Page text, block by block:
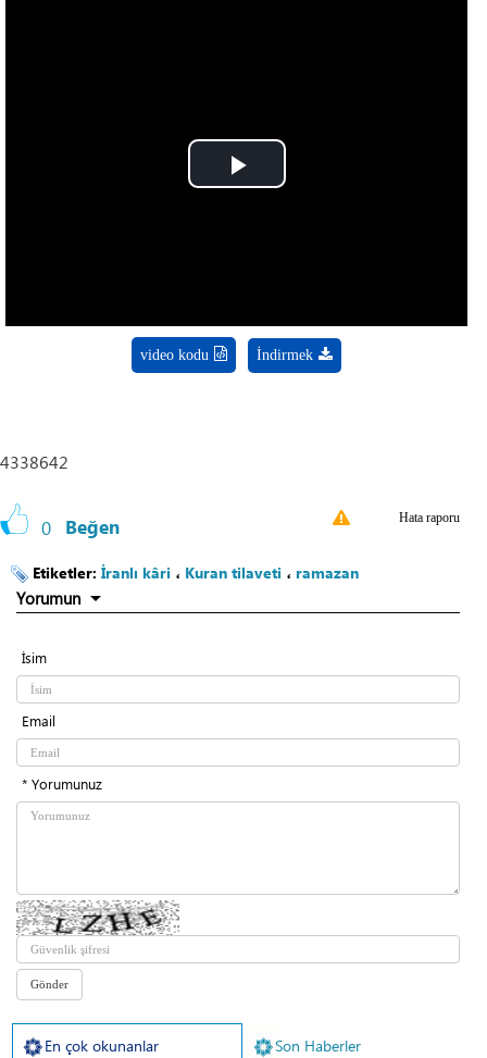
Play
video kodu İndirmek
4338642
0 Beğen Hata raporu
Etiketler: İranlı kâri ، Kuran tilaveti ، ramazan
Yorumun
İsim
Email
* Yorumunuz
En çok okunanlar Son Haberler